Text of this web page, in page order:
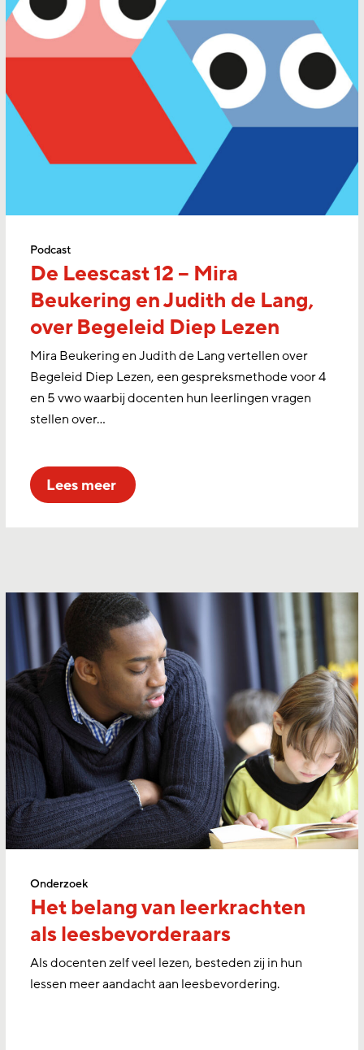
Podcast
De Leescast 12 – Mira
Beukering en Judith de Lang,
over Begeleid Diep Lezen
Mira Beukering en Judith de Lang vertellen over
Begeleid Diep Lezen, een gespreksmethode voor 4
en 5 vwo waarbij docenten hun leerlingen vragen
stellen over…
lees meer
Onderzoek
Het belang van leerkrachten
als leesbevorderaars
Als docenten zelf veel lezen, besteden zij in hun
lessen meer aandacht aan leesbevordering.